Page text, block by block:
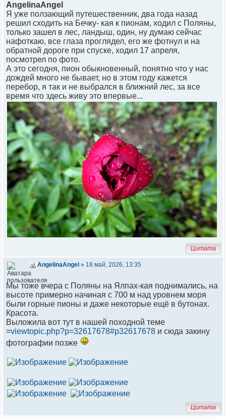
AngelinaAngel
Я уже ползающий путешественник, два года назад
решил сходить на Бечку- кая к пионам, ходил с Поляны,
только зашел в лес, ландыш, один, ну думаю сейчас
нафоткаю, все глаза проглядел, его же фотнул и на
обратной дороге при спуске, ходил 17 апреля,
посмотрел по фото.
А это сегодня, пион обыкновенный, понятно что у нас
дождей много не бывает, но в этом году кажется
перебор, я так и не выбрался в ближний лес, за все
время что здесь живу это впервые...
Цитата
AngelinaAngel » 18 май, 2026, 13:35
Мы тоже вчера с Поляны на Ялпах-кая поднимались, на
высоте примерно начиная с 700 м над уровнем моря
были горные пионы и даже некоторые ещё в бутонах.
Красота.
Выложила вот тут в нашей походной теме
=viewtopic.php?p=32617678#p32617678 и сюда закину
фотографии позже
Цитата